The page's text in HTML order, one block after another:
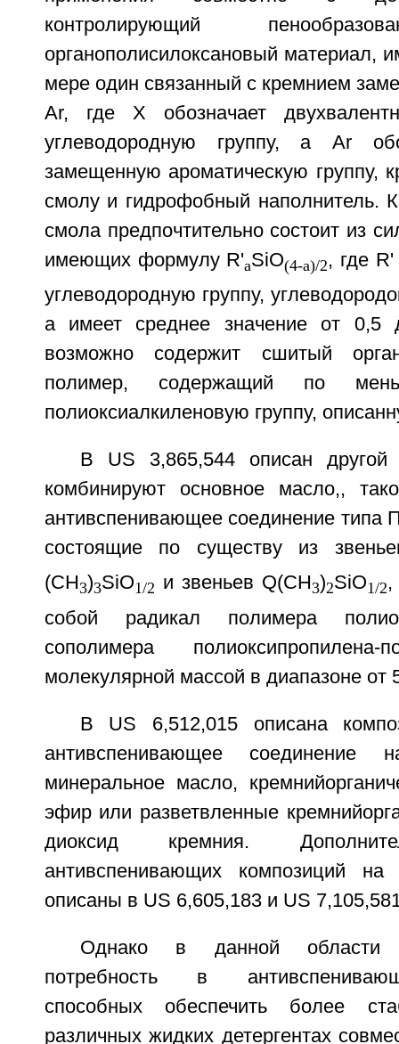
контролирующий
органополисилоксановый
мере один связанный с кремнием
Ar, где X обозначает
углеводородную группу, а Ar
замещенную ароматическую группу,
смолу и гидрофобный наполнитель.
смола предпочтительно состоит из
имеющих формулу R'aSiO(4-a)/2, где
углеводородную группу,
а имеет среднее значение от 0,5
возможно содержит сшитый
полимер, содержащий по
полиоксиалкиленовую группу,
В US 3,865,544 описан
комбинируют основное масло,,
антивспенивающее соединение
состоящие по существу из
(CH3)3SiO1/2 и звеньев Q(CH3)2SiO1/2,
собой радикал полимера
сополимера полиоксипропилена-
молекулярной массой в диапазоне от
В US 6,512,015 описана
антивспенивающее
минеральное масло,
эфир или разветвленные
диоксид кремния.
антивспенивающих композиций на
описаны в US 6,605,183 и US
Однако в данной области
потребность в
способных обеспечить более
различных жидких детергентах